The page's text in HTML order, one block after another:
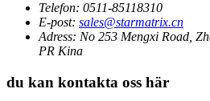
Telefon: 0511-85118310
E-post: sales@starmatrix.cn
Adress: No 253 Mengxi Road,
PR Kina
du kan kontakta oss här